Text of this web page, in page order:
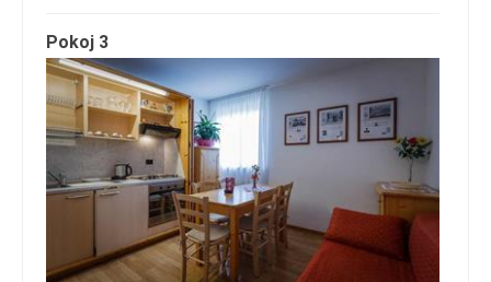
Pokoj 3